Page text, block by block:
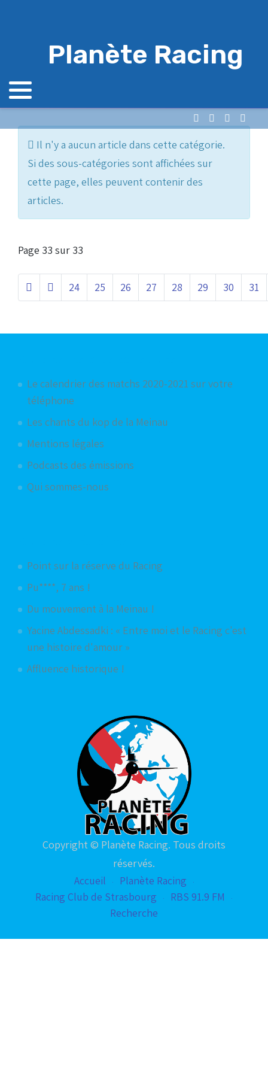
Planète Racing
Info
Il n'y a aucun article dans cette catégorie.
Si des sous-catégories sont affichées sur
cette page, elles peuvent contenir des
articles.
Page 33 sur 33
24 25 26 27 28 29 30 31
Le calendrier des matchs 2020-2021 sur votre
téléphone
Les chants du kop de la Meinau
Mentions légales
Podcasts des émissions
Qui sommes-nous
Point sur la réserve du Racing
Pu****, 7 ans !
Du mouvement à la Meinau !
Yacine Abdessadki : « Entre moi et le Racing c'est
une histoire d'amour »
Affluence historique !
Copyright © Planète Racing. Tous droits
réservés.
Accueil
Planète Racing
Racing Club de Strasbourg
RBS 91.9 FM
Recherche